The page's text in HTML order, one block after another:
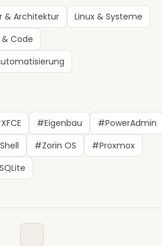
& Architektur
Linux & Systeme
Code
#Eigenbau
#PowerAdmin
#Zorin OS
#Proxmox